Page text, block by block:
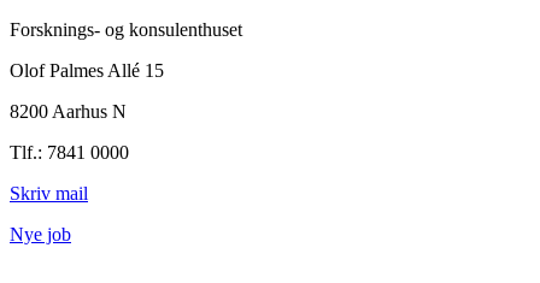
Forsknings- og konsulenthuset
Olof Palmes Allé 15
8200 Aarhus N
Tlf.: 7841 0000
Skriv mail
Nye job